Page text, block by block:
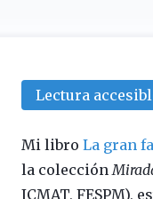
Lectura
Mi libro La gran
la colección
ICMAT, FESPM),